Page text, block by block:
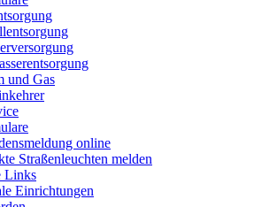
und Gas
online
Straßenleuchten melden
Links
Einrichtungen